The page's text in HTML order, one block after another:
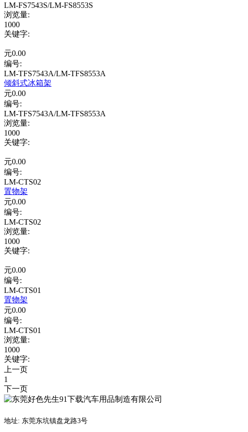
LM-FS7543S/LM-FS8553S
浏览量:
1000
关键字:
元0.00
编号:
LM-TFS7543A/LM-TFS8553A
倾斜式冰箱架
元0.00
编号:
LM-TFS7543A/LM-TFS8553A
浏览量:
1000
关键字:
元0.00
编号:
LM-CTS02
置物架
元0.00
编号:
LM-CTS02
浏览量:
1000
关键字:
元0.00
编号:
LM-CTS01
置物架
元0.00
编号:
LM-CTS01
浏览量:
1000
关键字:
上一页
1
下一页
地址: 东莞东坑镇盘龙路3号